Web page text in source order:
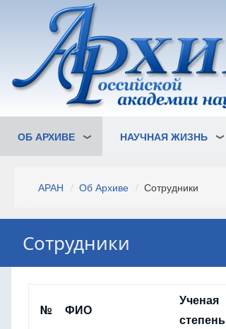
основному
содержанию
ОБ АРХИВЕ НАУЧНАЯ ЖИЗНЬ
Строка
АРАН Об Архиве Сотрудники
Сотрудники
№ ФИО
Ученая
степень